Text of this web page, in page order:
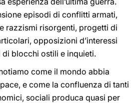
episodi di conflitti armati,
razzismi risorgenti, progetti di
opposizioni d’interessi
blocchi ostili e inquieti.
come il mondo abbia
e come la confluenza di tanti
sociali produca quasi per